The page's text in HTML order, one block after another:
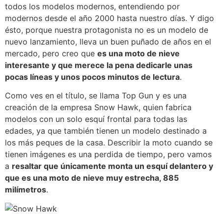
todos los modelos modernos, entendiendo por
modernos desde el año 2000 hasta nuestro días. Y digo
ésto, porque nuestra protagonista no es un modelo de
nuevo lanzamiento, lleva un buen puñado de años en el
mercado, pero creo que es una moto de nieve
interesante y que merece la pena dedicarle unas
pocas líneas y unos pocos minutos de lectura.
Como ves en el título, se llama Top Gun y es una
creación de la empresa Snow Hawk, quien fabrica
modelos con un solo esquí frontal para todas las
edades, ya que también tienen un modelo destinado a
los más peques de la casa. Describir la moto cuando se
tienen imágenes es una perdida de tiempo, pero vamos
a resaltar que únicamente monta un esquí delantero y
que es una moto de nieve muy estrecha, 885
milímetros.